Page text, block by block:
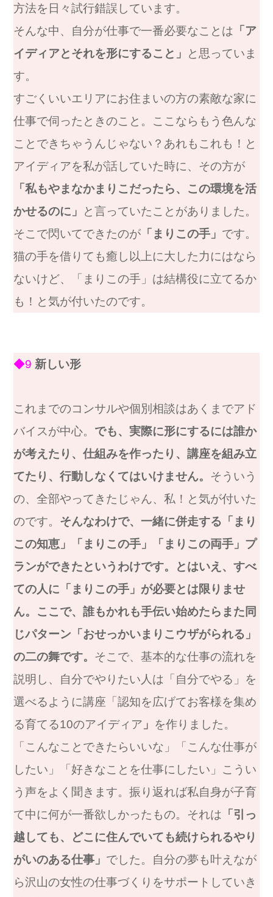
方法を日々試行錯誤しています。
そんな中、自分が仕事で一番必要なことは 「ア
イディアとそれを形にすること」
と思っていま
す。
すごくいいエリアにお住まいの方の素敵な家に
仕事で伺ったときのこと。ここならもう色んな
ことできちゃうんじゃない？あれもこれも！と
アイディアを私が話していた時に、その方が
「私もやまなかまりこだったら、この環境を活
かせるのに」
と言っていたことがありました。
そこで閃いてできたのが 「まりこの手」 です。
猫の手を借りても癒し以上に大した力にはなら
ないけど、「まりこの手」は結構役に立てるか
も！と気が付いたのです。
◆9 新しい形
これまでのコンサルや個別相談はあくまでアド
バイスが中心。 でも、実際に形にするには誰か
が考えたり、仕組みを作ったり、講座を組み立
てたり、行動しなくてはいけません。 そういう
の、全部やってきたじゃん、私！と気が付いた
のです。 そんなわけで、一緒に併走する「まり
この知恵」「まりこの手」「まりこの両手」プ
ランができたというわけです。とはいえ、すべ
ての人に「まりこの手」が必要とは限りませ
ん。ここで、誰もかれも手伝い始めたらまた同
じパターン「おせっかいまりこウザがられる」
の二の舞です。 そこで、基本的な仕事の流れを
説明し、自分でやりたい人は「自分でやる」を
選べるように講座「認知を広げてお客様を集め
る育てる10のアイディア 」 を作りました。
「こんなことできたらいいな」「こんな仕事が
したい」「好きなことを仕事にしたい」こうい
う声をよく聞きます。振り返れば私自身が子育
て中に何が一番欲しかったもの。それは 「引っ
越しても、どこに住んでいても続けられるやり
がいのある仕事」 でした。自分の夢も叶えなが
ら沢山の女性の仕事づくりをサポートしていき